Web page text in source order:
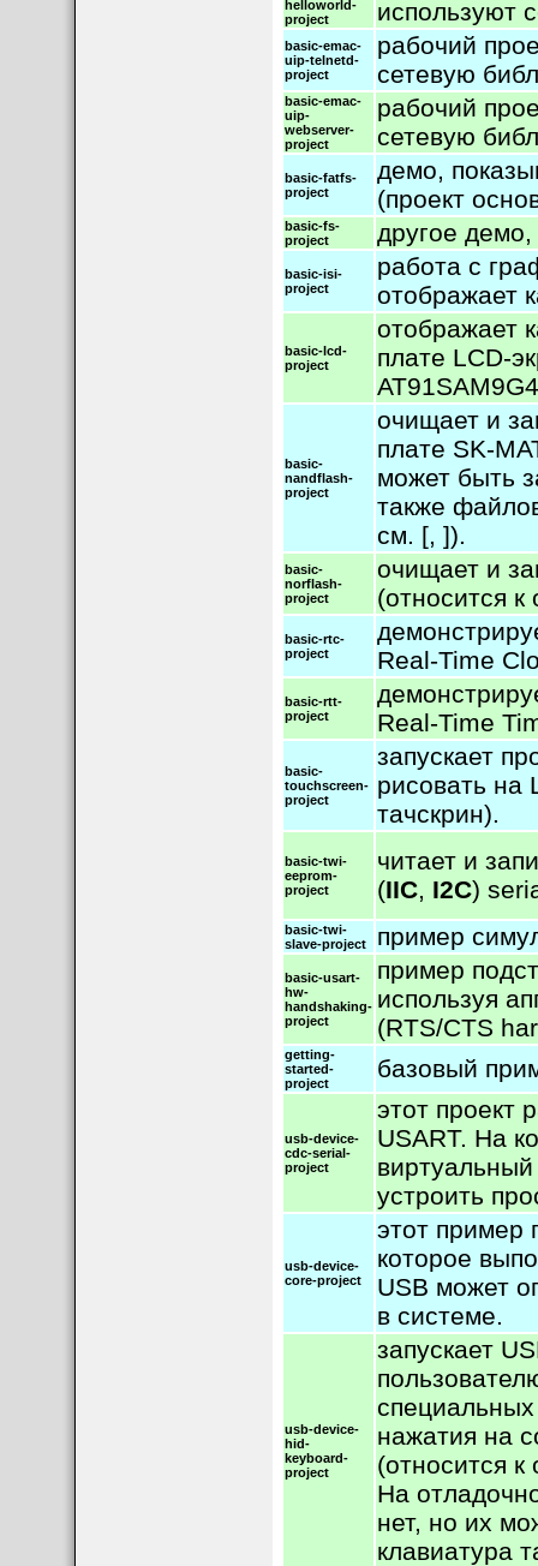
helloworld-
project
используют
basic-emac-
uip-telnetd-
project
рабочий
сетевую
basic-emac-
uip-
webserver-
project
рабочий
сетевую
basic-fatfs-
project
демо,
(проект
basic-fs-
project
другое
basic-isi-
project
работа с
отображает
basic-lcd-
project
отображает
плате LCD-
basic-
nandflash-
project
очищает и
плате SK-
может быть
также
см. [, ]).
basic-
norflash-
project
очищает и
(относится
basic-rtc-
project
Real-Time
basic-rtt-
project
Real-Time
basic-
touchscreen-
project
запускает
рисовать на
тачскрин).
basic-twi-
eeprom-
project
читает и
(IIC, I2C)
basic-twi-
slave-project
пример
basic-usart-
hw-
handshaking-
project
пример
используя
(RTS/CTS
getting-
started-
project
базовый
usb-device-
cdc-serial-
project
этот проект
USART. На
устроить
usb-device-
core-project
этот пример
которое
USB может
в системе.
usb-device-
hid-
keyboard-
project
запускает
нажатия на
(относится
На
нет, но их
клавиатура